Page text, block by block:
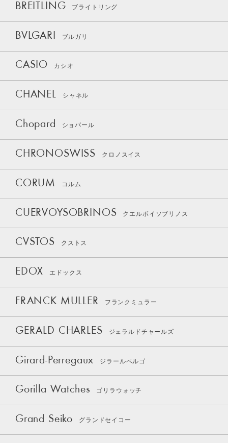
BREITLING ブライトリング
BVLGARI ブルガリ
CASIO カシオ
CHANEL シャネル
Chopard ショパール
CHRONOSWISS クロノスイス
CORUM コルム
CUERVOYSOBRINOS クエルボイソブリノス
CVSTOS クストス
EDOX エドックス
FRANCK MULLER フランクミュラー
GERALD CHARLES ジェラルドチャールズ
Girard-Perregaux ジラールペルゴ
Gorilla Watches ゴリラウォッチ
Grand Seiko グランドセイコー